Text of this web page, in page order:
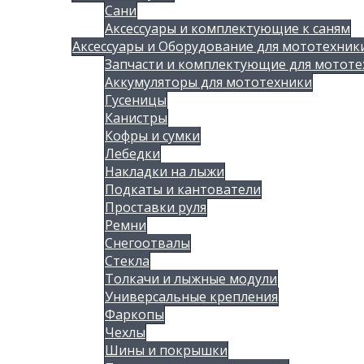
Сани
Аксессуары и комплектующие к саням
Аксессуары и Оборудование для
Запчасти и комплектующие для
Аккумуляторы для мототехники
Гусеницы
Канистры
Кофры и сумки
Лебедки
Накладки на лыжи
Подкаты и кантователи
Проставки руля
Ремни
Снегоотвалы
Стекла
Толкачи и лыжные модули
Универсальные крепления
Фаркопы
Чехлы
Шины и покрышки